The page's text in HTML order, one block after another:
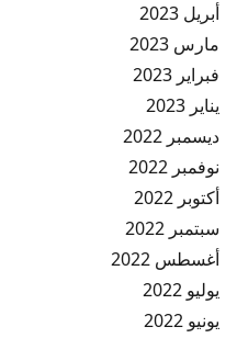
أبريل 2023
مارس 2023
فبراير 2023
يناير 2023
ديسمبر 2022
نوفمبر 2022
أكتوبر 2022
سبتمبر 2022
أغسطس 2022
يوليو 2022
يونيو 2022